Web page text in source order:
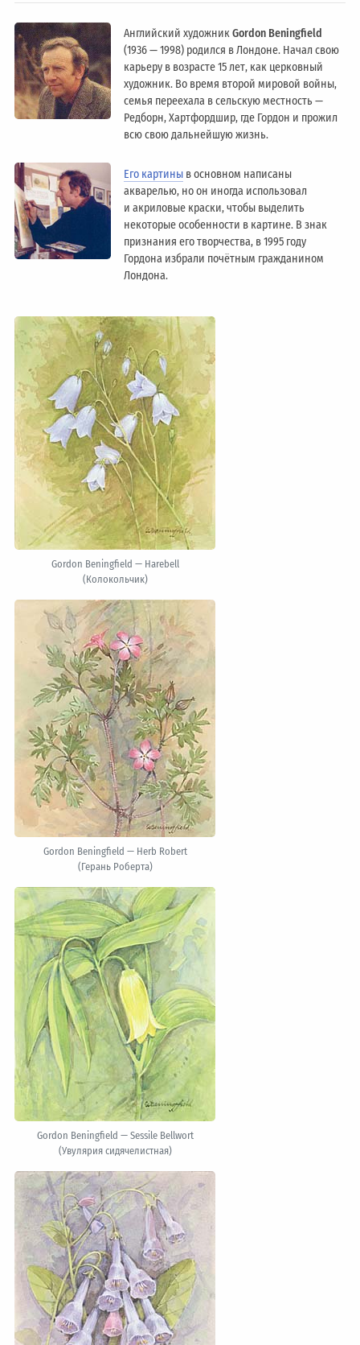
Английский художникGordon Beningfield
(1936 — 1998) родился в Лондоне. Начал свою
карьеру в возрасте 15 лет, как церковный
художник. Во время второй мировой войны,
семья переехала в сельскую местность —
Редборн, Хартфордшир, где Гордон и прожил
всю свою дальнейшую жизнь.
Его картины в основном написаны
акварелью, но он иногда использовал
и акриловые краски, чтобы выделить
некоторые особенности в картине. В знак
признания его творчества, в 1995 году
Гордона избрали почётным гражданином
Лондонa.
Gordon Beningfield — Harebell
(Колокольчик)
Gordon Beningfield — Herb Robert
(Герань Роберта)
Gordon Beningfield — Sessile Bellwort
(Увулярия сидячелистная)